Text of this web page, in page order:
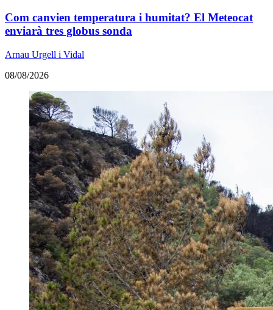
Com canvien temperatura i humitat? El Meteocat
enviarà tres globus sonda
Arnau Urgell i Vidal
08/08/2026